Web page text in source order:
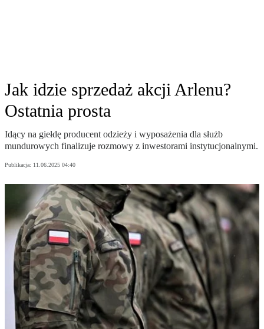
Jak idzie sprzedaż akcji Arlenu?
Ostatnia prosta
Idący na giełdę producent odzieży i wyposażenia dla służb
mundurowych finalizuje rozmowy z inwestorami instytucjonalnymi.
Publikacja: 11.06.2025 04:40